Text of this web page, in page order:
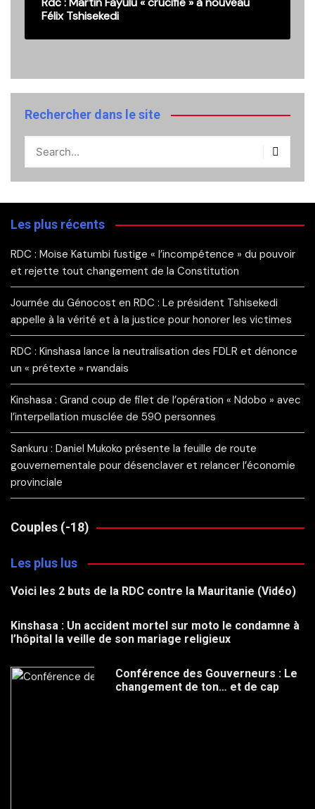
Félix Tshisekedi
Rechercher dans le site
Les plus récents
RDC : Moïse Katumbi fustige « l’incompétence » du pouvoir
et rejette tout changement de la Constitution
Journée du Génocost en RDC : Le président Tshisekedi
appelle à la vérité et à la justice pour honorer les victimes
RDC : Kinshasa lance la neutralisation des FDLR et dénonce
un « prétexte » rwandais
Kinshasa : Grand coup de filet de l’opération « Ndobo » avec
l’interpellation musclée de 590 personnes
Sankuru : Daniel Mukoko présente la feuille de route
gouvernementale pour désenclaver et relancer l’économie
provinciale
Couples (-18)
Les plus lus
Voici les 2 buts de la RDC contre la Mauritanie (Vidéo)
Kinshasa : Un accident mortel sur moto le condamne à
l’hôpital la veille de son mariage religieux
Conférence des Gouverneurs : Le
changement de ton… et de cap